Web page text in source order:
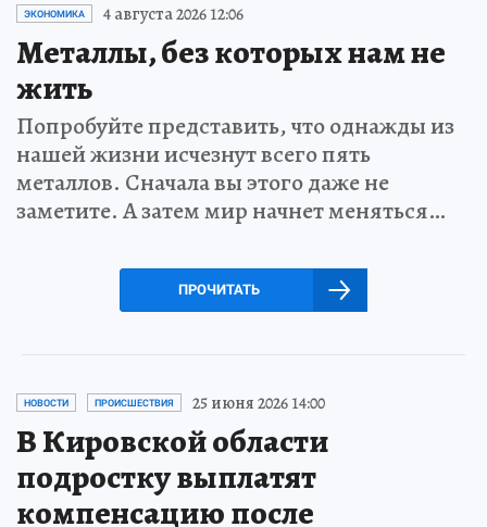
ЭКОНОМИКА 4 августа 2026 12:06
Металлы, без которых нам не
жить
Попробуйте представить, что однажды из
нашей жизни исчезнут всего пять
металлов. Сначала вы этого даже не
заметите. А затем мир начнет меняться…
ПРОЧИТАТЬ
НОВОСТИ ПРОИСШЕСТВИЯ 25 июня 2026 14:00
В Кировской области
подростку выплатят
компенсацию после